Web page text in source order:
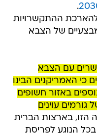
.
ההתקשרויות
של הצבא
עם הצבא
כי האמריקנים הבינו
באזור חשופים
גורמים עוינים
הזו, בארצות הברית
הנוגע לפריסת